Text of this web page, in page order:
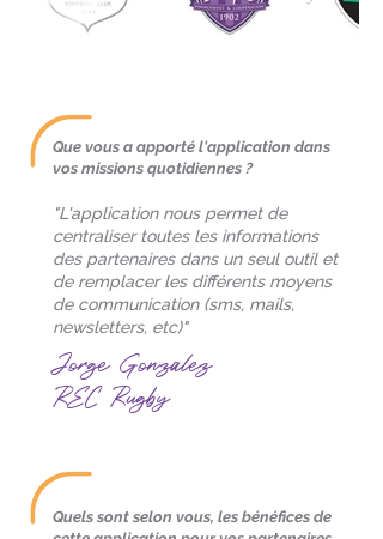
Que vous a apporté l'application dans
vos missions quotidiennes ?
"L'application nous permet de
centraliser toutes les informations
des partenaires dans un seul outil et
de remplacer les différents moyens
de communication (sms, mails,
newsletters, etc)"
Jorge Gonzalez
REC Rugby
Quels sont selon vous, les bénéfices de